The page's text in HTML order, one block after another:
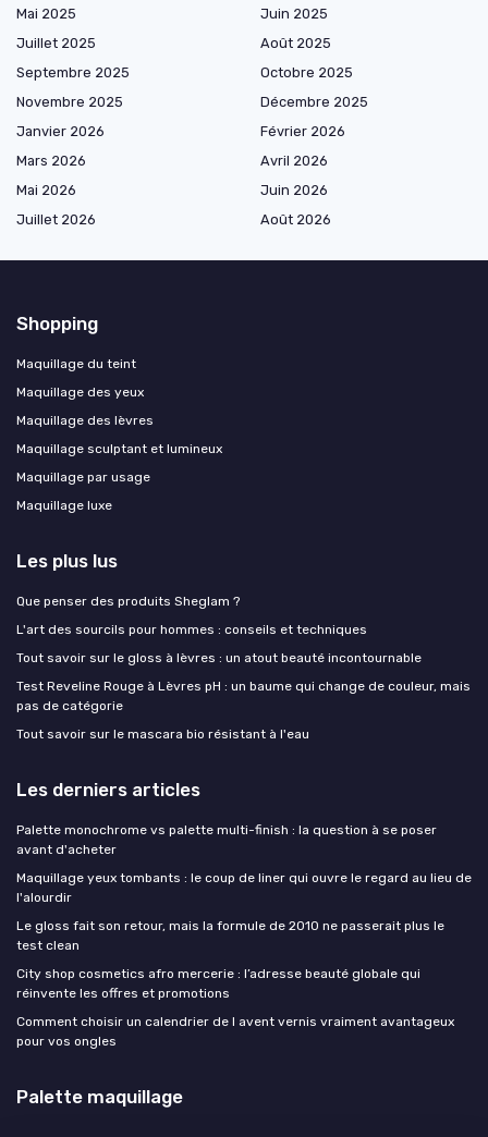
Mai 2025
Juin 2025
Juillet 2025
Août 2025
Septembre 2025
Octobre 2025
Novembre 2025
Décembre 2025
Janvier 2026
Février 2026
Mars 2026
Avril 2026
Mai 2026
Juin 2026
Juillet 2026
Août 2026
Shopping
Maquillage du teint
Maquillage des yeux
Maquillage des lèvres
Maquillage sculptant et lumineux
Maquillage par usage
Maquillage luxe
Les plus lus
Que penser des produits Sheglam ?
L'art des sourcils pour hommes : conseils et techniques
Tout savoir sur le gloss à lèvres : un atout beauté incontournable
Test Reveline Rouge à Lèvres pH : un baume qui change de couleur, mais
pas de catégorie
Tout savoir sur le mascara bio résistant à l'eau
Les derniers articles
Palette monochrome vs palette multi-finish : la question à se poser
avant d'acheter
Maquillage yeux tombants : le coup de liner qui ouvre le regard au lieu de
l'alourdir
Le gloss fait son retour, mais la formule de 2010 ne passerait plus le
test clean
City shop cosmetics afro mercerie : l’adresse beauté globale qui
réinvente les offres et promotions
Comment choisir un calendrier de l avent vernis vraiment avantageux
pour vos ongles
Palette maquillage